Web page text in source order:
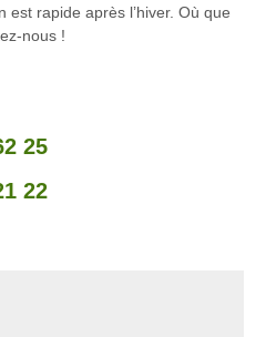
rapide après l’hiver. Où que
nous !
25
22